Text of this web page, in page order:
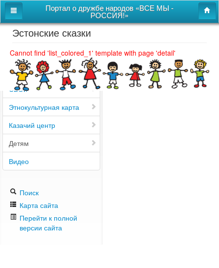
Портал о дружбе народов «ВСЕ МЫ -
РОССИЯ!»
Главная
Дом дружбы народов
Новости
СВОи
Этнокультурная карта
Казачий центр
Детям
Видео
Поиск
Карта сайта
Перейти к полной
версии сайта
Эстонские сказки
Cannot find 'list_colored_1' template with page 'detail'